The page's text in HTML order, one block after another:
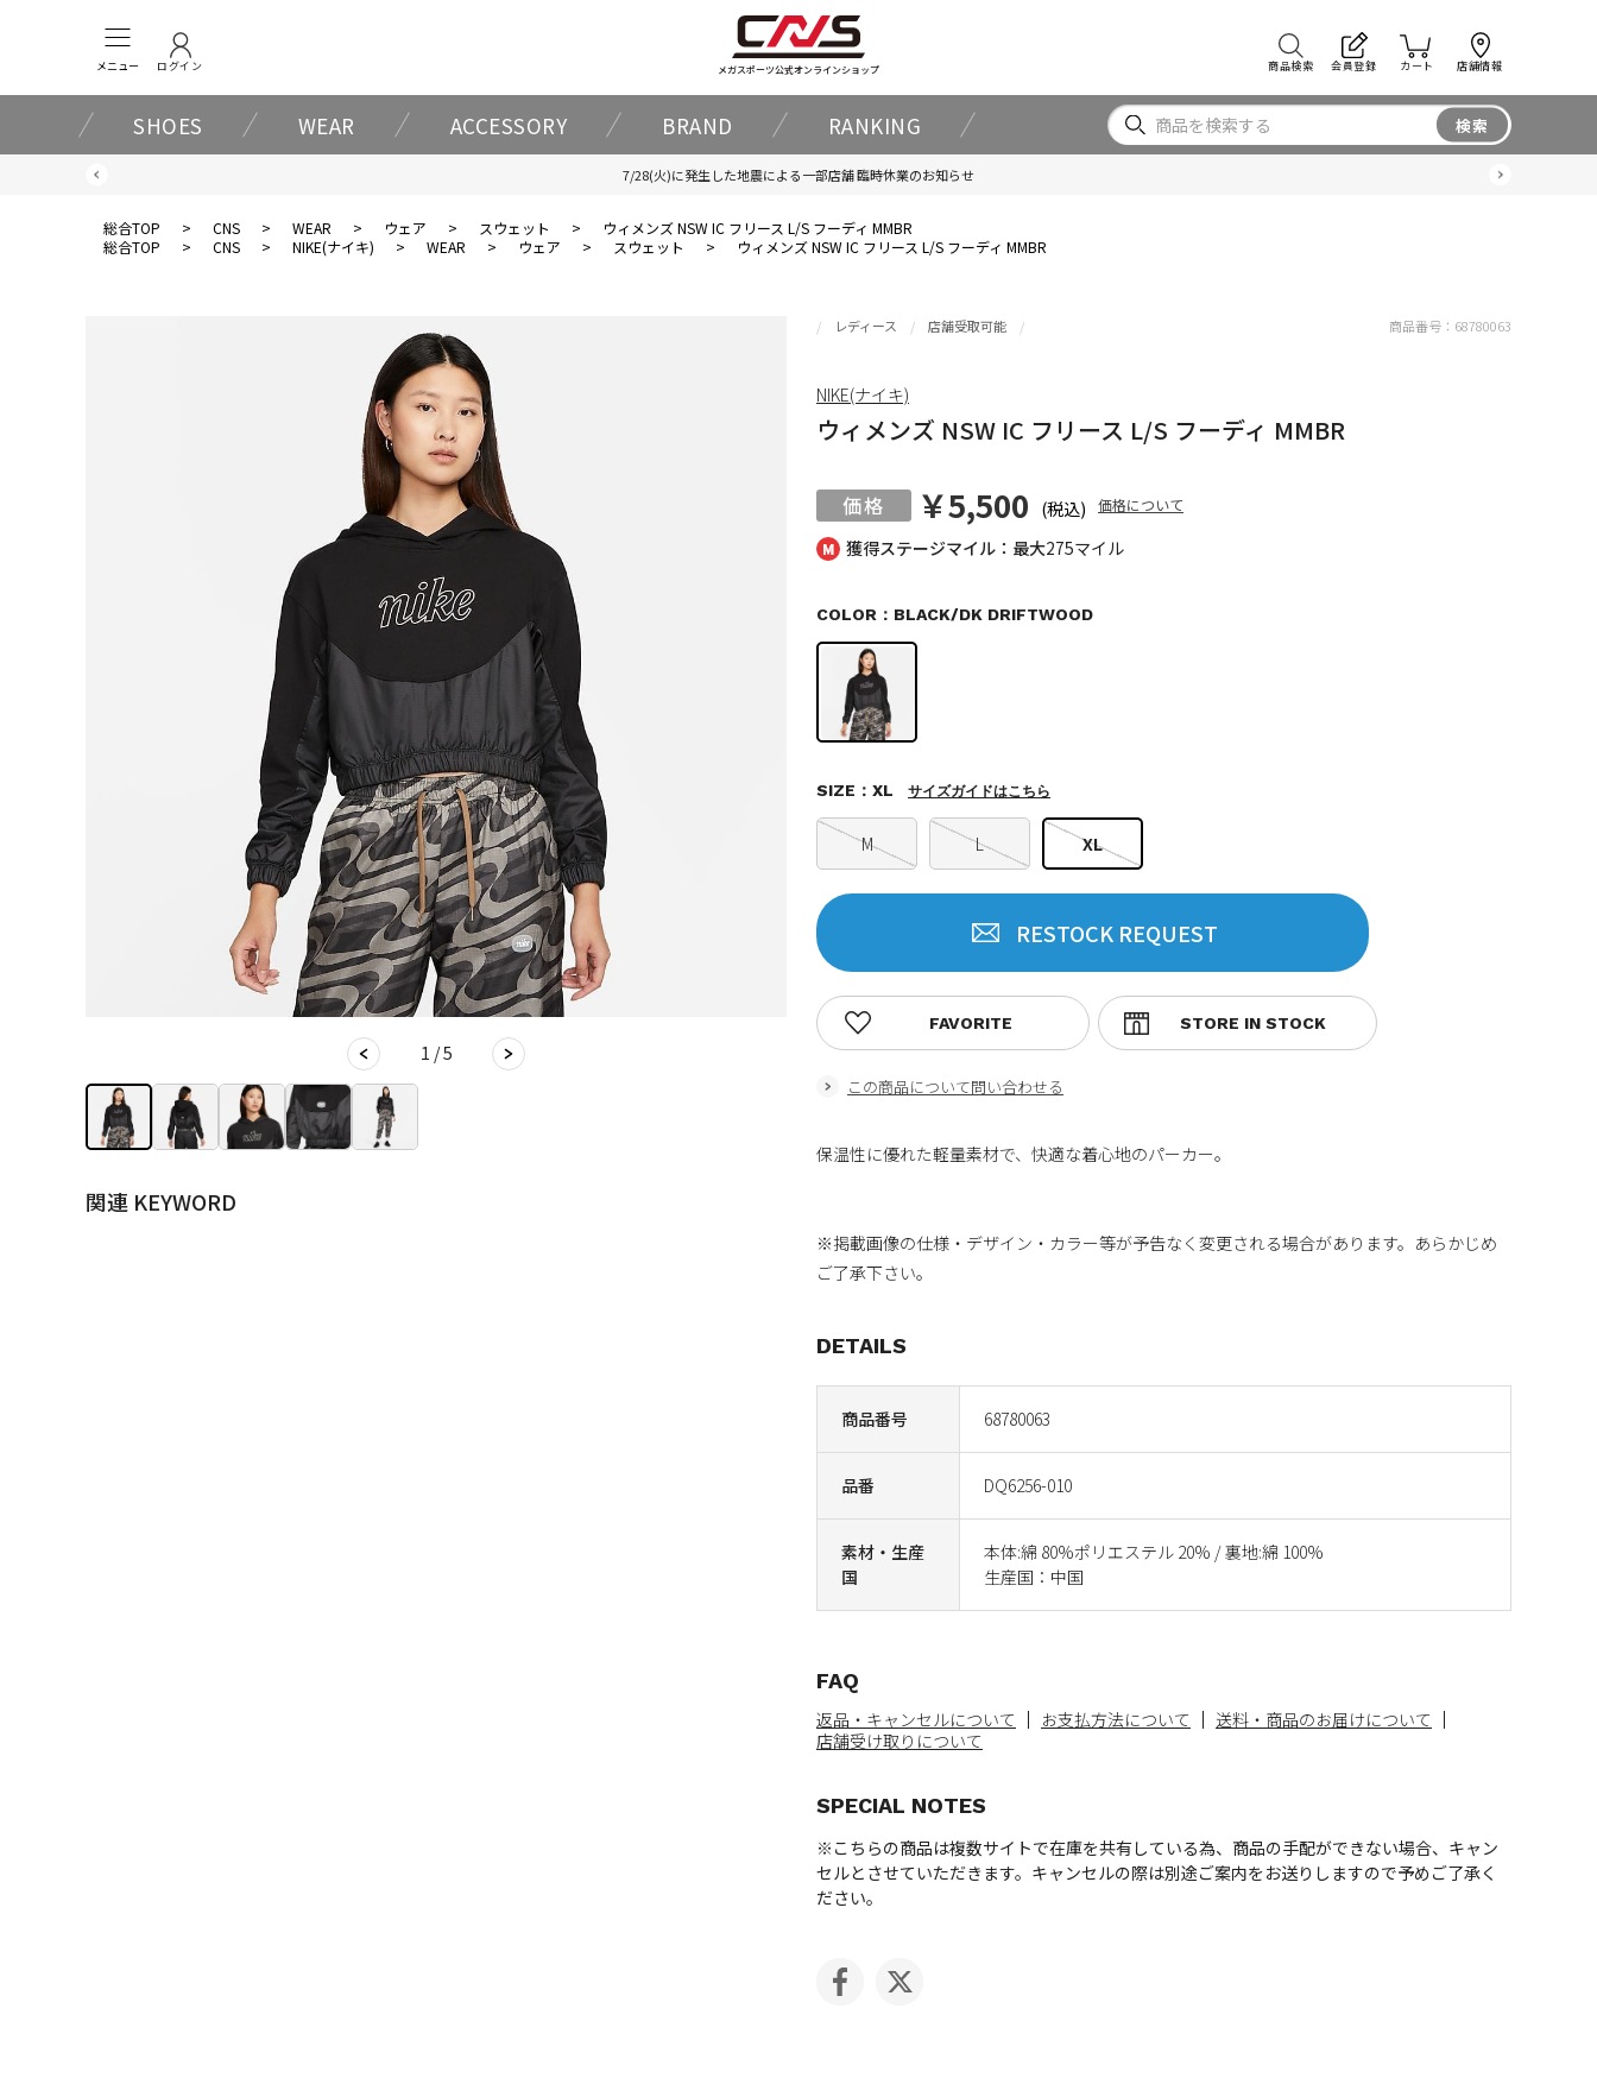
メニュー ログイン メガスポーツ公式オンラインショップ 商品検索 会員登録 カート 店舗情報
SHOES WEAR ACCESSORY BRAND RANKING 検索
7/28(火)に発生した地震による一部店舗 臨時休業のお知らせ
総合TOP > CNS > WEAR > ウェア > スウェット >
ウィメンズ NSW IC フリース L/S フーディ MMBR
総合TOP
> CNS > NIKE(ナイキ) > WEAR > ウェア > スウェット > ウィメンズ NSW IC フリース L/S フーディ MMBR
1 / 5
関連 KEYWORD
獲得ステージマイル：最大275マイル
レディース 店舗受取可能
ウィメンズ NSW IC フリース L/S フーディ MMBR
￥5,500 (税込) 価格について
商品番号 68780063
品番 DQ6256-010
素材・生産
国
本体:綿 80%ポリエステル 20% / 裏地:綿 100%
生産国：中国
COLOR：BLACK/DK DRIFTWOOD
M L XL
SIZE：XL サイズガイドはこちら
RESTOCK REQUEST
この商品について問い合わせる
FAVORITE
商品番号： 68780063
NIKE(ナイキ)
保温性に優れた軽量素材で、快適な着心地のパーカー。
※掲載画像の仕様・デザイン・カラー等が予告なく変更される場合があります。あらかじめ
ご了承下さい。
DETAILS
FAQ
返品・キャンセルについて お支払方法について
送料・商品のお届けについて
店舗受け取りについて
SPECIAL NOTES
※こちらの商品は複数サイトで在庫を共有している為、商品の手配ができない場合、キャン
セルとさせていただきます。キャンセルの際は別途ご案内をお送りしますので予めご了承く
ださい。